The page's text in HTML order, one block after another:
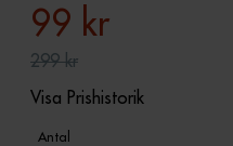
99 kr
299 kr
Visa Prishistorik
Antal